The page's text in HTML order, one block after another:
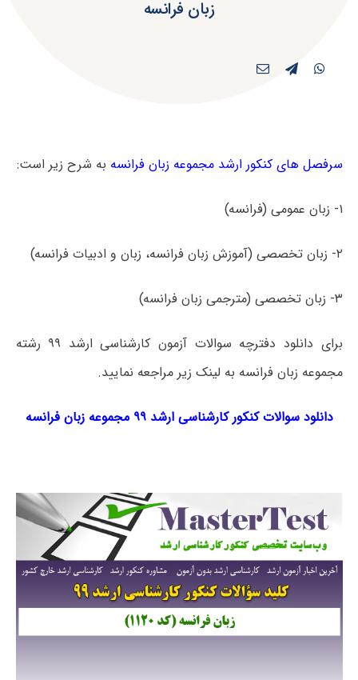
زبان فرانسه
سرفصل های کنکور ارشد مجموعه زبان فرانسه به شرح زیر است:
۱- زبان عمومی (فرانسه)
۲- زبان تخصصی (آموزش زبان فرانسه، زبان و ادبیات فرانسه)
۳- زبان تخصصی (مترجمی زبان فرانسه)
برای دانلود دفترچه سوالات آزمون کارشناسی ارشد ۹۹ رشته
مجموعه زبان فرانسه به لینک زیر مراجعه نمایید.
دانلود سوالات کنکور کارشناسی ارشد ۹۹ مجموعه زبان فرانسه